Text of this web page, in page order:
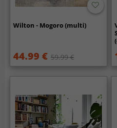
Wilton - Mogoro (multi)
44.99 € 59.99 €